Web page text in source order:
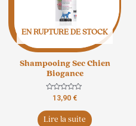
EN RUPTURE DE STOCK
Shampooing Sec Chien
Biogance
Note
sur
5
13,90 €
Lire la suite